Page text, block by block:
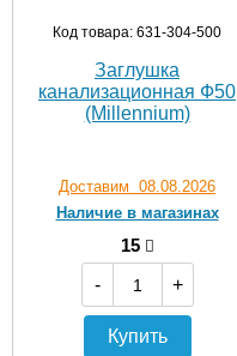
Код товара: 631-304-500
Заглушка
канализационная Ф50
(Millennium)
Доставим 08.08.2026
Наличие в магазинах
15
-
+
Купить